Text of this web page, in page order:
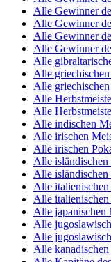
Alle Gewinner
Alle Gewinner
Alle Gewinner
Alle Gewinner
Alle
Alle
Alle
Alle
Alle
Alle indischen
Alle irischen
Alle irischen
Alle isländischen
Alle isländischen
Alle
Alle italienischen
Alle japanischen
Alle
Alle
Alle